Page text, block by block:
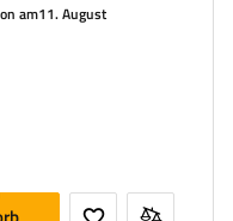
am11. August